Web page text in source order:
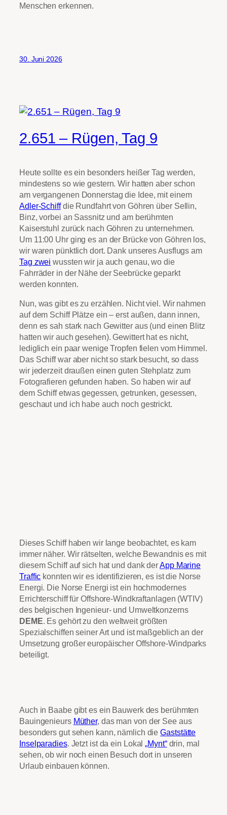
Menschen erkennen.
30. Juni 2026
2.651 – Rügen, Tag 9
Heute sollte es ein besonders heißer Tag werden,
mindestens so wie gestern. Wir hatten aber schon
am vergangenen Donnerstag die Idee, mit einem
Adler-Schiffdie Rundfahrt von Göhren über Sellin,
Binz, vorbei an Sassnitz und am berühmten
Kaiserstuhl zurück nach Göhren zu unternehmen.
Um 11:00 Uhr ging es an der Brücke von Göhren los,
wir waren pünktlich dort. Dank unseres Ausflugs am
Tag zwei wussten wir ja auch genau, wo die
Fahrräder in der Nähe der Seebrücke geparkt
werden konnten.
Nun, was gibt es zu erzählen. Nicht viel. Wir nahmen
auf dem Schiff Plätze ein – erst außen, dann innen,
denn es sah stark nach Gewitter aus (und einen Blitz
hatten wir auch gesehen). Gewittert hat es nicht,
lediglich ein paar wenige Tropfen fielen vom Himmel.
Das Schiff war aber nicht so stark besucht, so dass
wir jederzeit draußen einen guten Stehplatz zum
Fotografieren gefunden haben. So haben wir auf
dem Schiff etwas gegessen, getrunken, gesessen,
geschaut und ich habe auch noch gestrickt.
Dieses Schiff haben wir lange beobachtet, es kam
immer näher. Wir rätselten, welche Bewandnis es mit
diesem Schiff auf sich hat und dank der App Marine
Traffic konnten wir es identifizieren, es ist die Norse
Energi. Die Norse Energi ist ein hochmodernes
Errichterschiff für Offshore-Windkraftanlagen (WTIV)
des belgischen Ingenieur- und Umweltkonzerns
DEME . Es gehört zu den weltweit größten
Spezialschiffen seiner Art und ist maßgeblich an der
Umsetzung großer europäischer Offshore-Windparks
beteiligt.
Auch in Baabe gibt es ein Bauwerk des berühmten
Bauingenieurs Müther, das man von der See aus
besonders gut sehen kann, nämlich dieGaststätte
Inselparadies. Jetzt ist da ein Lokal „Mynt“drin, mal
sehen, ob wir noch einen Besuch dort in unseren
Urlaub einbauen können.